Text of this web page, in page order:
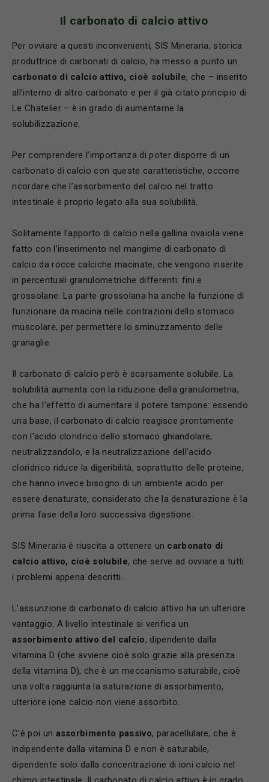
Il carbonato di calcio attivo
Per ovviare a questi inconvenienti, SIS Mineraria, storica
produttrice di carbonati di calcio, ha messo a punto un
carbonato di calcio attivo, cioè solubile, che – inserito
all’interno di altro carbonato e per il già citato principio di
Le Chatelier – è in grado di aumentarne la
solubilizzazione.
Per comprendere l’importanza di poter disporre di un
carbonato di calcio con queste caratteristiche, occorre
ricordare che l’assorbimento del calcio nel tratto
intestinale è proprio legato alla sua solubilità.
Solitamente l’apporto di calcio nella gallina ovaiola viene
fatto con l’inserimento nel mangime di carbonato di
calcio da rocce calciche macinate, che vengono inserite
in percentuali granulometriche differenti: fini e
grossolane. La parte grossolana ha anche la funzione di
funzionare da macina nelle contrazioni dello stomaco
muscolare, per permettere lo sminuzzamento delle
granaglie.
Il carbonato di calcio però è scarsamente solubile. La
solubilità aumenta con la riduzione della granulometria,
che ha l’effetto di aumentare il potere tampone: essendo
una base, il carbonato di calcio reagisce prontamente
con l’acido cloridrico dello stomaco ghiandolare,
neutralizzandolo, e la neutralizzazione dell’acido
cloridrico riduce la digeribilità, soprattutto delle proteine,
che hanno invece bisogno di un ambiente acido per
essere denaturate, considerato che la denaturazione è la
prima fase della loro successiva digestione.
SIS Mineraria è riuscita a ottenere un carbonato di
calcio attivo, cioè solubile, che serve ad ovviare a tutti
i problemi appena descritti.
L’assunzione di carbonato di calcio attivo ha un ulteriore
vantaggio. A livello intestinale si verifica un
assorbimento attivo del calcio, dipendente dalla
vitamina D (che avviene cioè solo grazie alla presenza
della vitamina D), che è un meccanismo saturabile, cioè
una volta raggiunta la saturazione di assorbimento,
ulteriore ione calcio non viene assorbito.
C’è poi un assorbimento passivo, paracellulare, che è
indipendente dalla vitamina D e non è saturabile,
dipendente solo dalla concentrazione di ioni calcio nel